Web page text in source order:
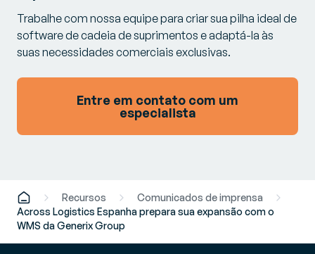
Trabalhe com nossa equipe para criar sua pilha ideal de
software de cadeia de suprimentos e adaptá-la às
suas necessidades comerciais exclusivas.
Entre em contato com um
especialista
Recursos
Comunicados de imprensa
Across Logistics Espanha prepara sua expansão com o
WMS da Generix Group